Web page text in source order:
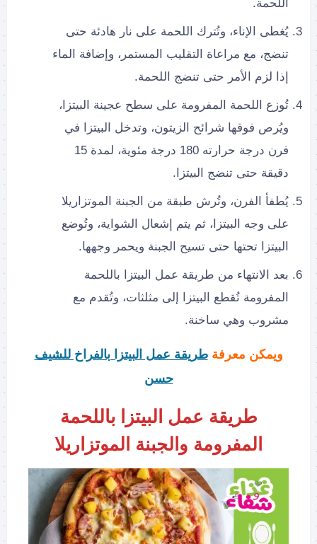
اللحمة.
يُغطى الإناء، وتُترك اللحمة على نار هادئة حتى
تنضج، مع مراعاة التقليب المستمر، وإضافة الماء
إذا لزم الأمر حتى تنضج اللحمة.
تُوزع اللحمة المفرومة على سطح عجينة البيتزا،
ويُرص فوقها شرائح الزيتون، وتدخل البيتزا في
فرن درجة حرارته 180 درجة مئوية، لمدة 15
دقيقة حتى تنضج البيتزا.
يُطفأ الفرن، وتُرش طبقة من الجبنة الموتزاريلا
على وجه البيتزا، ثم يتم إشعال الشواية، وتُوضع
البيتزا تحتها حتى تسيح الجبنة ويحمر وجهها.
بعد الانتهاء من طريقة عمل البيتزا باللحمة
المفرومة تُقطع البيتزا إلى مثلثات، وتُقدم مع
مشروب وهي ساخنة.
ويمكن معرفةطريقة عمل البيتزا بالفراخ للشيف
حسن
طريقة عمل البيتزا باللحمة
المفرومة والجبنة الموتزاريلا